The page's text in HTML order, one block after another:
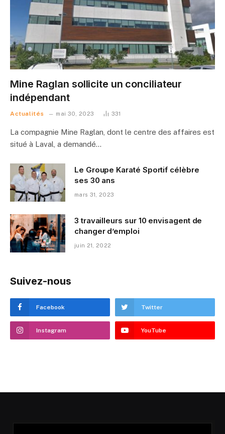
Mine Raglan sollicite un conciliateur
indépendant
Actualités mai 30, 2023 331
La compagnie Mine Raglan, dont le centre des affaires est
situé à Laval, a demandé…
Le Groupe Karaté Sportif célèbre
ses 30 ans
mars 31, 2023
3 travailleurs sur 10 envisagent de
changer d’emploi
juin 21, 2022
Suivez-nous
Facebook Twitter
Instagram YouTube